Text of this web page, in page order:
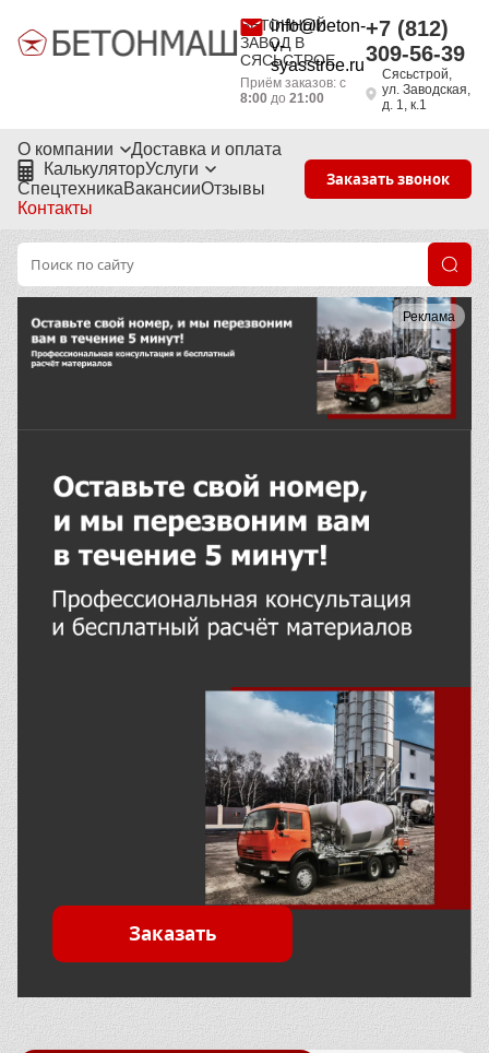
БЕТОННЫЙ
ЗАВОД В
СЯСЬСТРОЕ
info@beton-
v-
syasstroe.ru
Приём заказов: с
8:00 до21:00
+7 (812)
309-56-39
Сясьстрой,
ул. Заводская,
д. 1, к.1
О компании
Доставка и оплата
КалькуляторУслуги
СпецтехникаВакансииОтзывы
Контакты
Заказать звонок
Реклама
Заказать